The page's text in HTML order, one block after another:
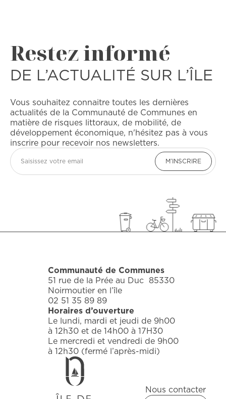
Restez informé
DE L’ACTUALITÉ SUR L’ÎLE
Vous souhaitez connaitre toutes les dernières
actualités de la Communauté de Communes en
matière de risques littoraux, de mobilité, de
développement économique, n'hésitez pas à vous
inscrire pour recevoir nos newsletters.
Email
M’INSCRIRE
Communauté de Communes
51 rue de la Prée au Duc 85330
Noirmoutier en l’île
02 51 35 89 89
Horaires d’ouverture
Le lundi, mardi et jeudi de 9h00
à 12h30 et de 14h00 à 17H30
Le mercredi et vendredi de 9h00
à 12h30 (fermé l’après-midi)
Nous contacter